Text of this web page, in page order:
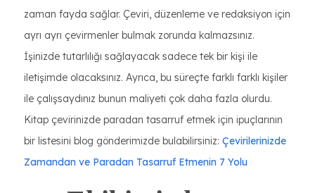
zaman fayda sağlar. Çeviri, düzenleme ve redaksiyon için
ayrı ayrı çevirmenler bulmak zorunda kalmazsınız.
İşinizde tutarlılığı sağlayacak sadece tek bir kişi ile
iletişimde olacaksınız. Ayrıca, bu süreçte farklı farklı kişiler
ile çalışsaydınız bunun maliyeti çok daha fazla olurdu.
Kitap çevirinizde paradan tasarruf etmek için ipuçlarının
bir listesini blog gönderimizde bulabilirsiniz: Çevirilerinizde
Zamandan ve Paradan Tasarruf Etmenin 7 Yolu